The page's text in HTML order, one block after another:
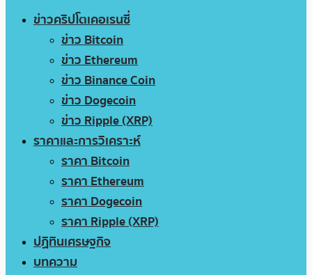
ข่าวคริปโตเคอเรนซี่
ข่าว Bitcoin
ข่าว Ethereum
ข่าว Binance Coin
ข่าว Dogecoin
ข่าว Ripple (XRP)
ราคาและการวิเคราะห์
ราคา Bitcoin
ราคา Ethereum
ราคา Dogecoin
ราคา Ripple (XRP)
ปฏิทินเศรษฐกิจ
บทความ